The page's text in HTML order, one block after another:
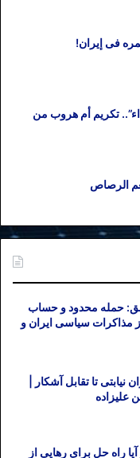
فی إیران!
تکریم أم هروب من
الرصاص
حمله محدود و حساب
مذاکرات سیاسی ایران و
نیابتی تا تقابل آشکار |
علیزاده
راه حل برای رهایی از